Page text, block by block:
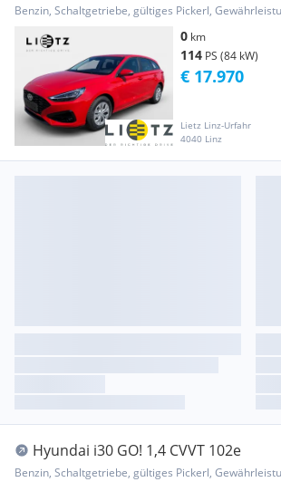
Benzin, Schaltgetriebe, gültiges Pickerl,
0 km
114 PS (84 kW)
Lietz Linz-Urfahr
4040 Linz
€ 17.970
Hyundai i30 GO! 1,4 CVVT 102e
Benzin, Schaltgetriebe, gültiges Pickerl,